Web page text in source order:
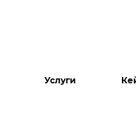
Услуги